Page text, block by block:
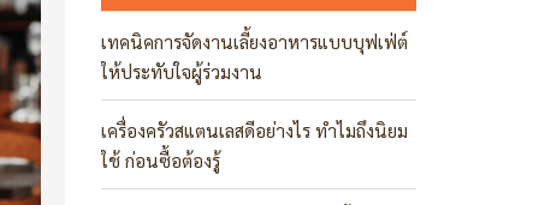
เทคนิคการจัดงานเลี้ยงอาหารแบบบุฟเฟ่ต์
ให้ประทับใจผู้ร่วมงาน
เครื่องครัวสแตนเลสดีอย่างไร ทำไมถึงนิยม
ใช้ ก่อนซื้อต้องรู้